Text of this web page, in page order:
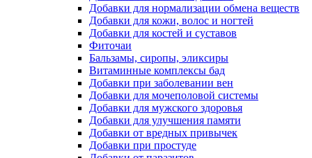
Добавки для нормализации обмена веществ
Добавки для кожи, волос и ногтей
Добавки для костей и суставов
Фиточаи
Бальзамы, сиропы, эликсиры
Витаминные комплексы бад
Добавки при заболевании вен
Добавки для мочеполовой системы
Добавки для мужского здоровья
Добавки для улучшения памяти
Добавки от вредных привычек
Добавки при простуде